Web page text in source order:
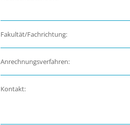
Fakultät/Fachrichtung:
Anrechnungsverfahren:
Kontakt: